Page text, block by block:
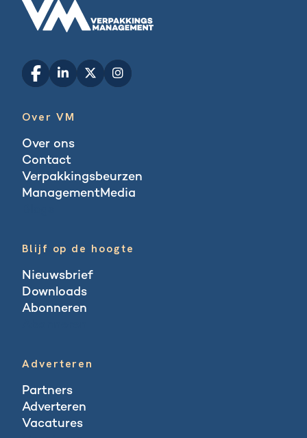
Over VM
Over ons
Contact
Verpakkingsbeurzen
ManagementMedia
Blijf op de hoogte
Nieuwsbrief
Downloads
Abonneren
Adverteren
Partners
Adverteren
Vacatures